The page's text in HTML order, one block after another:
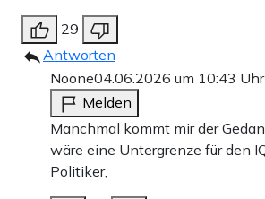
29
Antworten
Noone04.06.2026 um 10:43 Uhr
Melden
Manchmal kommt mir der
wäre eine Untergrenze für den
Politiker,